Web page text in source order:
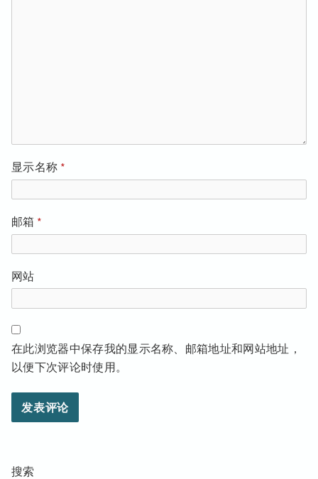
显示名称 *
邮箱 *
网站
在此浏览器中保存我的显示名称、邮箱地址和网站地址，
以便下次评论时使用。
搜索